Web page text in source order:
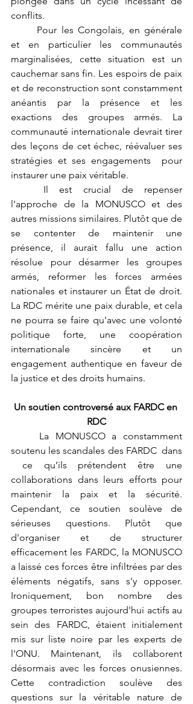
conflits.
et en particulier les communautés
marginalisées, cette situation est un
cauchemar sans fin. Les espoirs de paix
et de reconstruction sont constamment
anéantis par la présence et les
exactions des groupes armés. La
communauté internationale devrait tirer
des leçons de cet échec, réévaluer ses
stratégies et ses engagements  pour
instaurer une paix véritable.
l'approche de la MONUSCO et des
autres missions similaires. Plutôt que de
se contenter de maintenir une
présence, il aurait fallu une action
résolue pour désarmer les groupes
armés, reformer les forces armées
nationales et instaurer un État de droit.
La RDC mérite une paix durable, et cela
ne pourra se faire qu'avec une volonté
politique forte, une coopération
internationale sincère et un
engagement authentique en faveur de
la justice et des droits humains.
Un soutien controversé aux FARDC en
RDC
soutenu les scandales des FARDC  dans
ce qu’ils prétendent être une
collaborations dans leurs efforts pour
maintenir la paix et la sécurité.
Cependant, ce soutien soulève de
sérieuses questions. Plutôt que
d'organiser et de structurer
efficacement les FARDC, la MONUSCO
a laissé ces forces être infiltrées par des
éléments négatifs, sans s'y opposer.
Ironiquement, bon nombre des
groupes terroristes aujourd'hui actifs au
sein des FARDC, étaient initialement
mis sur liste noire par les experts de
l'ONU. Maintenant, ils collaborent
désormais avec les forces onusiennes.
Cette contradiction soulève des
questions sur la véritable nature de